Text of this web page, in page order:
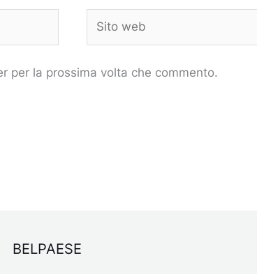
web
per la prossima volta che commento.
BELPAESE